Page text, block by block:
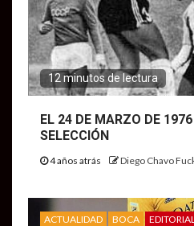
12 minutos de lectura
EL 24 DE MARZO DE
SELECCIÓN
4 años atrás Diego Chavo
ACTUALIDAD BOCA